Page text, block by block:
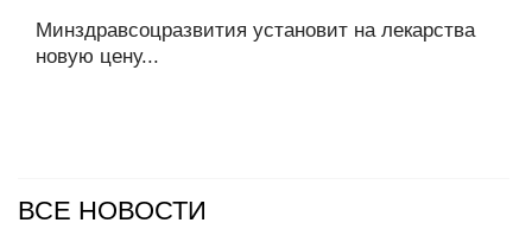
Минздравсоцразвития установит на лекарства
новую цену...
ВСЕ НОВОСТИ